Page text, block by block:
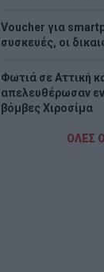
Voucher για
συσκευές, οι
Φωτιά σε Αττική
απελευθέρωσαν
βόμβες Χιροσίμα
H εντυπωσιακή
ΟΛΕΣ